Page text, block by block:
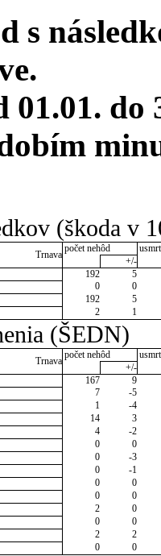
s
01.01. do
(škoda v
Trnava
počet nehôd
+/-
192
5
0
0
192
5
2 1
(ŠEDN)
Trnava
počet nehôd
+/-
167
9
7
-5
1
-4
14
3
4
-2
0
0
0
-3
0
-1
0
0
0
0
2
0
0
0
2
2
0 0